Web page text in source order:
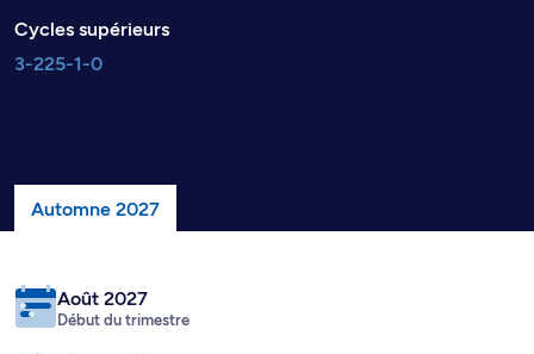
Cycles supérieurs
3-225-1-0
Automne 2027
Août 2027
Début du trimestre